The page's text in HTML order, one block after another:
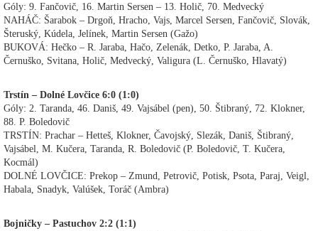
Góly: 9. Fančovič, 16. Martin Sersen – 13. Holič, 70. Medvecký
NAHÁČ: Šarabok – Drgoň, Hracho, Vajs, Marcel Sersen, Fančovič, Slovák,
Šteruský, Kúdela, Jelínek, Martin Sersen (Gažo)
BUKOVÁ: Hečko – R. Jaraba, Hačo, Zelenák, Detko, P. Jaraba, A.
Černuško, Svitana, Holič, Medvecký, Valigura (L. Černuško, Hlavatý)
Trstín – Dolné Lovčice 6:0 (1:0)
Góly: 2. Taranda, 46. Daniš, 49. Vajsábel (pen), 50. Štibraný, 72. Klokner,
88. P. Boledovič
TRSTÍN: Prachar – Hetteš, Klokner, Čavojský, Slezák, Daniš, Štibraný,
Vajsábel, M. Kučera, Taranda, R. Boledovič (P. Boledovič, T. Kučera,
Kocmál)
DOLNÉ LOVČICE: Prekop – Zmund, Petrovič, Potisk, Psota, Paraj, Veigl,
Habala, Snadyk, Valúšek, Toráč (Ambra)
Bojničky – Pastuchov 2:2 (1:1)